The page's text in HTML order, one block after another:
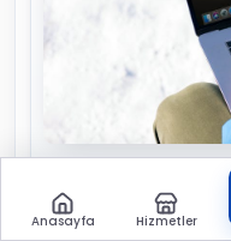
Haftalık not tutmak,
karar
Anasayfa Hizmetler